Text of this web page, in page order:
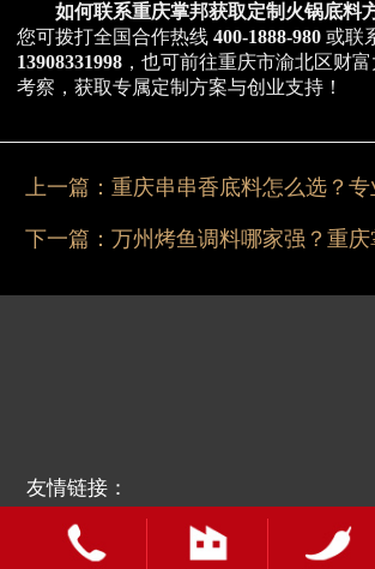
如何联系重庆掌邦获取定制火锅底料
您可拨打全国合作热线 400-1888-980 或联
13908331998 ，也可前往重庆市渝北区财
考察，获取专属定制方案与创业支持！
上一篇：
下一篇：
友情链接：